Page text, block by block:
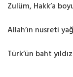
Zulüm, Hakk’a
Allah’ın nusreti
Türk’ün baht